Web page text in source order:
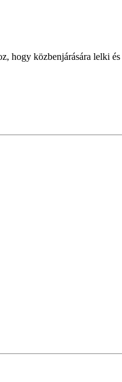
hogy közbenjárására lelki